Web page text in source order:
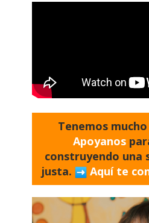
Tenemos
Apoyanos
construyendo una
justa.
Aquí te